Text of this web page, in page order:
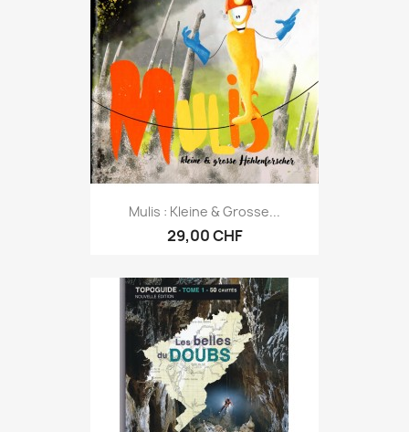
Mulis : Kleine & Grosse...
29,00 CHF